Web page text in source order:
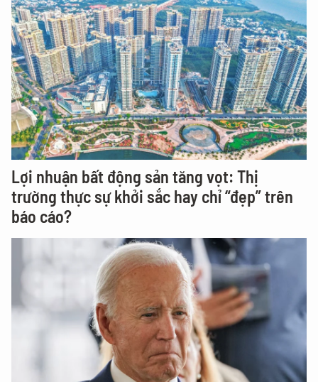
Lợi nhuận bất động sản tăng vọt: Thị
trường thực sự khởi sắc hay chỉ “đẹp” trên
báo cáo?